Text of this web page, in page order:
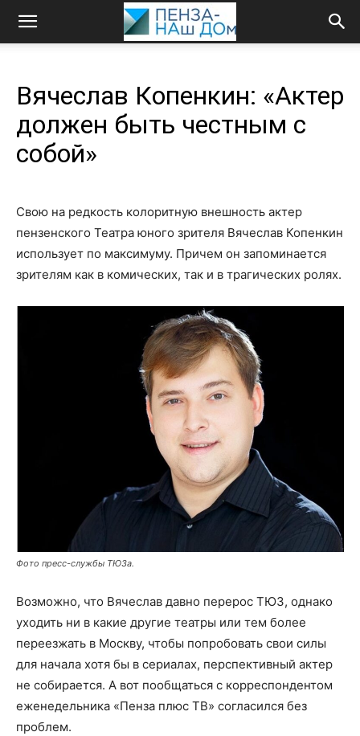
Вячеслав Копенкин: «Актер
должен быть честным с
собой»
Свою на редкость колоритную внешность актер
пензенского Театра юного зрителя Вячеслав Копенкин
использует по максимуму. Причем он запоминается
зрителям как в комических, так и в трагических ролях.
Фото пресс-службы ТЮЗа.
Возможно, что Вячеслав давно перерос ТЮЗ, однако
уходить ни в какие другие театры или тем более
переезжать в Москву, чтобы попробовать свои силы
для начала хотя бы в сериалах, перспективный актер
не собирается. А вот пообщаться с корреспондентом
еженедельника «Пенза плюс ТВ» согласился без
проблем.